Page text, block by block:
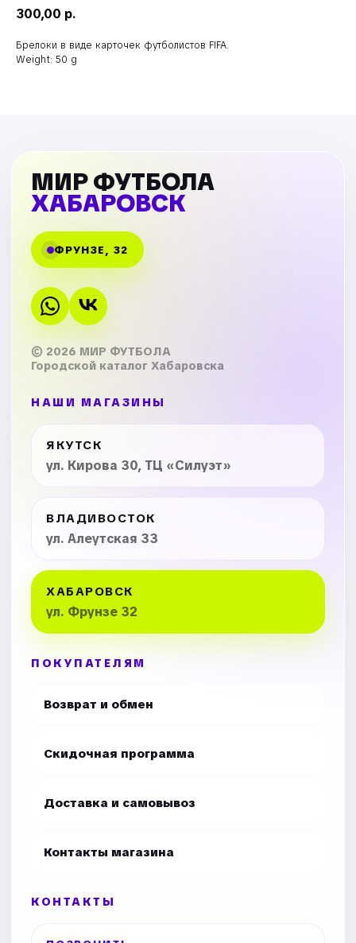
300,00 р.
Брелоки в виде карточек футболистов FIFA.
Weight: 50 g
МИР ФУТБОЛА
ХАБАРОВСК
ФРУНЗЕ, 32
© 2026 МИР ФУТБОЛА
Городской каталог Хабаровска
НАШИ МАГАЗИНЫ
ЯКУТСК
ул. Кирова 30, ТЦ «Силуэт»
ВЛАДИВОСТОК
ул. Алеутская 33
ХАБАРОВСК
ул. Фрунзе 32
ПОКУПАТЕЛЯМ
Возврат и обмен
Скидочная программа
Доставка и самовывоз
Контакты магазина
КОНТАКТЫ